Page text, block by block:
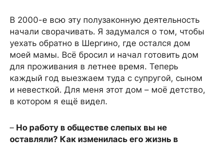
В 2000-е всю эту полузаконную деятельность
начали сворачивать. Я задумался о том, чтобы
уехать обратно в Шергино, где остался дом
моей мамы. Всё бросил и начал готовить дом
для проживания в летнее время. Теперь
каждый год выезжаем туда с супругой, сыном
и невесткой. Для меня этот дом – моё детство,
в котором я ещё видел.
– Но работу в обществе слепых вы не
оставляли? Как изменилась его жизнь в